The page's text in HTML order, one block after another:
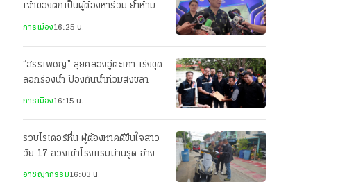
เจ้าของตกเป็นผู้ต้องหาร่วม ย้ำห้าม
พกปืนออกนอกเคหสถาน
การเมือง16:25 น.
“สรรเพชญ” ลุยคลองอู่ตะเภา เร่งขุด
ลอกร่องน้ำ ป้องกันน้ำท่วมสงขลา
การเมือง16:15 น.
รวบไรเดอร์หื่น ผู้ต้องหาคดีขืนใจสาว
วัย 17 ลวงเข้าโรงแรมม่านรูด อ้าง
อาชญากรรม16:03 น.